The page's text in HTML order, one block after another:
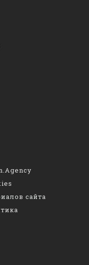
сайта